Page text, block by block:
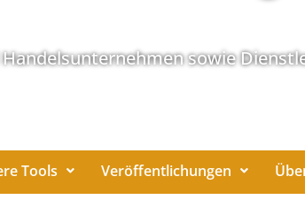
sowie
Tools Veröffentlichungen